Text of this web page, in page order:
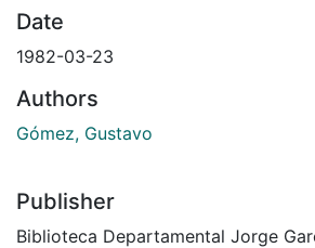
Date
1982-03-23
Authors
Gómez, Gustavo
Publisher
Biblioteca Departamental Jorge